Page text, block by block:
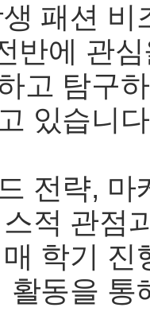
패션
반에 관
고 탐구
있습니
전략,
적 관점
학기
활동을